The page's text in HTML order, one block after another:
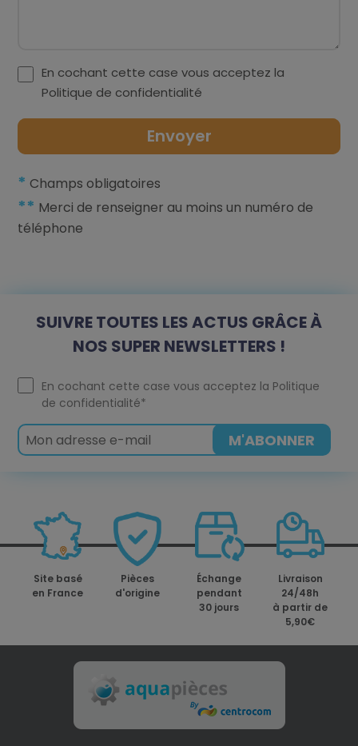
En cochant cette case vous acceptez la
Politique de confidentialité
* Champs obligatoires
** Merci de renseigner au moins un numéro de
téléphone
SUIVRE TOUTES LES ACTUS GRÂCE À
NOS SUPER NEWSLETTERS !
En cochant cette case vous acceptez la Politique
de confidentialité*
Site basé
en France
Pièces
d'origine
Échange
pendant
30 jours
Livraison
24/48h
à partir de
5,90€